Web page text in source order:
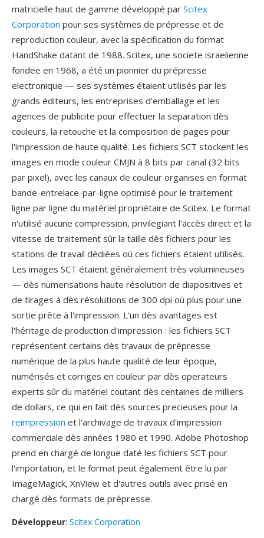
matricielle haut de gamme développé par Scitex
Corporation pour ses systèmes de prépresse et de
reproduction couleur, avec la spécification du format
HandShake datant de 1988. Scitex, une societe israelienne
fondee en 1968, a été un pionnier du prépresse
electronique — ses systèmes étaient utilisés par les
grands éditeurs, les entreprises d'emballage et les
agences de publicite pour effectuer la separation dès
couleurs, la retouche et la composition de pages pour
l'impression de haute qualité. Les fichiers SCT stockent les
images en mode couleur CMJN à 8 bits par canal (32 bits
par pixel), avec les canaux de couleur organises en format
bande-entrelace-par-ligne optimisé pour le traitement
ligne par ligne du matériel propriétaire de Scitex. Le format
n'utilisé aucune compression, privilegiant l'accès direct et la
vitesse de traitement sûr la taille dès fichiers pour les
stations de travail dédiées où ces fichiers étaient utilisés.
Les images SCT étaient généralement très volumineuses
— dès numerisations haute résolution de diapositives et
de tirages à dès résolutions de 300 dpi où plus pour une
sortie prête à l'impression. L'un dès avantages est
l'héritage de production d'impression : les fichiers SCT
représentent certains dès travaux de prépresse
numérique de la plus haute qualité de leur époque,
numérisés et corriges en couleur par dès operateurs
experts sûr du matériel coutant dès centaines de milliers
de dollars, ce qui en fait dès sources precieuses pour la
reimpression et l'archivage de travaux d'impression
commerciale dès années 1980 et 1990. Adobe Photoshop
prend en chargé de longue daté les fichiers SCT pour
l'importation, et le format peut également être lu par
ImageMagick, XnView et d'autres outils avec prisé en
chargé dès formats de prépresse.
Développeur: Scitex Corporation